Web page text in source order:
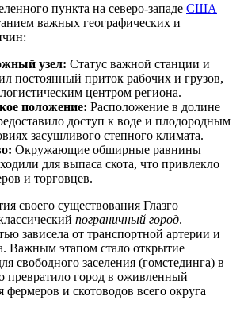
пункта на северо-западе США
важных географических и
узел: Статус важной станции и
постоянный приток рабочих и грузов,
центром региона.
положение: Расположение в долине
доступ к воде и плодородным
засушливого степного климата.
Окружающие обширные равнины
для выпаса скота, что привлекло
и торговцев.
своего существования Глазго
пограничный город.
зависела от транспортной артерии и
Важным этапом стало открытие
свободного заселения (гомстединга) в
превратило город в оживленный
фермеров и скотоводов всего округа